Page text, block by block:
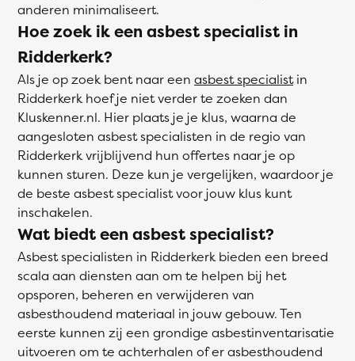
anderen minimaliseert.
Hoe zoek ik een asbest specialist in
Ridderkerk?
Als je op zoek bent naar een asbest specialistin
Ridderkerk hoef je niet verder te zoeken dan
Kluskenner.nl. Hier plaats je je klus, waarna de
aangesloten asbest specialisten in de regio van
Ridderkerk vrijblijvend hun offertes naar je op
kunnen sturen. Deze kun je vergelijken, waardoor je
de beste asbest specialist voor jouw klus kunt
inschakelen.
Wat biedt een asbest specialist?
Asbest specialisten in Ridderkerk bieden een breed
scala aan diensten aan om te helpen bij het
opsporen, beheren en verwijderen van
asbesthoudend materiaal in jouw gebouw. Ten
eerste kunnen zij een grondige asbestinventarisatie
uitvoeren om te achterhalen of er asbesthoudend